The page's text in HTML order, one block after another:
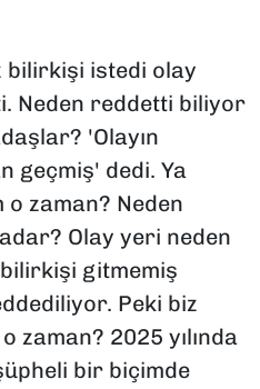
bilirkişi istedi olay
Neden reddetti biliyor
'Olayın
geçmiş' dedi. Ya
zaman? Neden
Olay yeri neden
gitmemiş
Peki biz
zaman? 2025 yılında
bir biçimde